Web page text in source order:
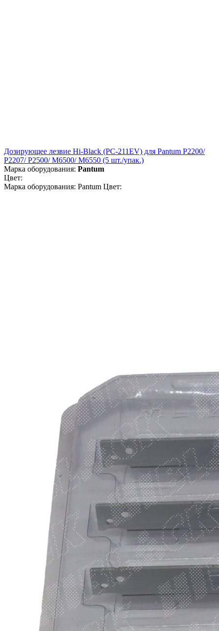
Дозирующее лезвие Hi-Black (PC-211EV) для Pantum P2200/
P2207/ P2500/ M6500/ M6550 (5 шт./упак.)
Марка оборудования: Pantum
Цвет:
Марка оборудования: Pantum Цвет: